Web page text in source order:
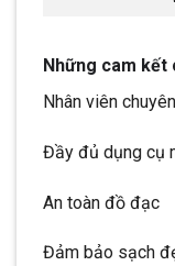
Những cam kết
Nhân viên
Đầy đủ dụng cụ
An toàn đồ đạc
Đảm bảo sạch